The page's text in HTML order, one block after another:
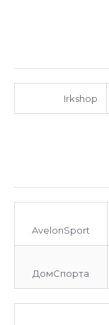
Irkshop
AvelonSport
ДомСпорта